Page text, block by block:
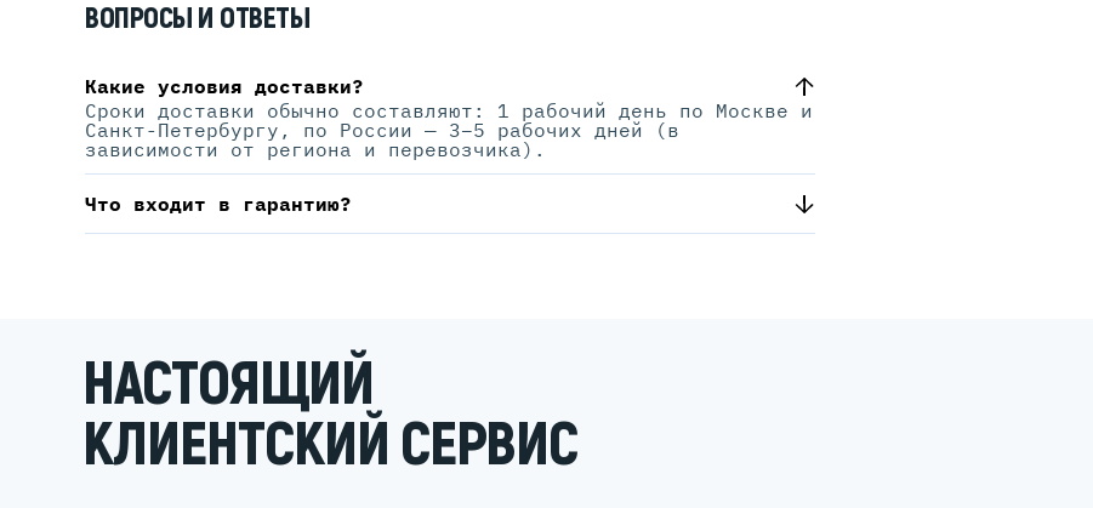
ВОПРОСЫ И ОТВЕТЫ
Какие условия доставки?
Сроки доставки обычно составляют: 1 рабочий день по Москве и
Санкт-Петербургу, по России — 3–5 рабочих дней (в
зависимости от региона и перевозчика).
Что входит в гарантию?
НАСТОЯЩИЙ
КЛИЕНТСКИЙ СЕРВИС